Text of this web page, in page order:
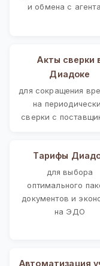
и обмена с
Акты сверки
Диадоке
для сокращения
на
сверки с
Тарифы
для выбора
оптимального
документов и
на ЭДО
Автоматизация